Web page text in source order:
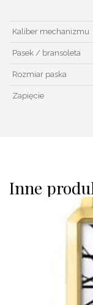
Kaliber mechanizmu
Pasek / bransoleta
Rozmiar paska
Zapięcie
Inne